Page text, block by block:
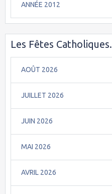
ANNÉE 2012
Les Fêtes Catholiques.
AOÛT 2026
JUILLET 2026
JUIN 2026
MAI 2026
AVRIL 2026